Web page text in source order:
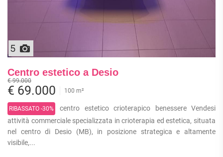
5
Centro estetico a Desio
€ 99.000
€ 69.000 100 m²
RIBASSATO -30%
centro estetico crioterapico benessere Vendesi
attività commerciale specializzata in crioterapia ed estetica, situata
nel centro di Desio (MB), in posizione strategica e altamente
visibile,...